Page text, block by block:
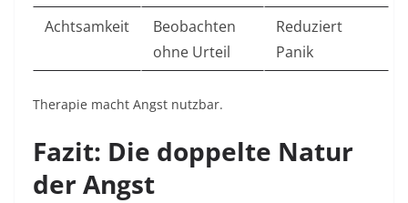
Achtsamkeit
Beobachten
ohne Urteil
Reduziert
Panik ​
Therapie macht Angst nutzbar.​
Fazit: Die doppelte Natur
der Angst